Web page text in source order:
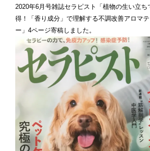
2020年6月号雑誌セラピスト「植物の生い立ち
得！「香り成分」で理解する不調改善アロマ
ー」4ページ寄稿しました。